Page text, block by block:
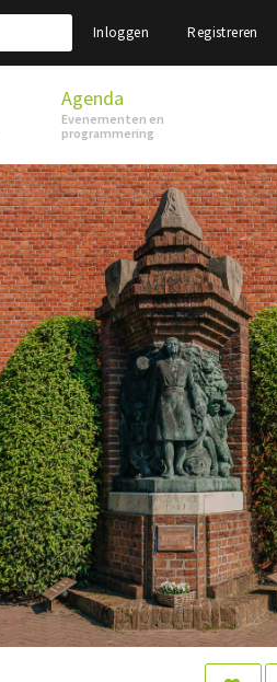
Inloggen Registreren
Agenda
Evenementen en
programmering